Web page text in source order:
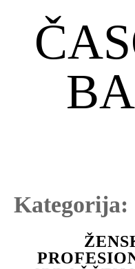
CONTENT
Kategorija: